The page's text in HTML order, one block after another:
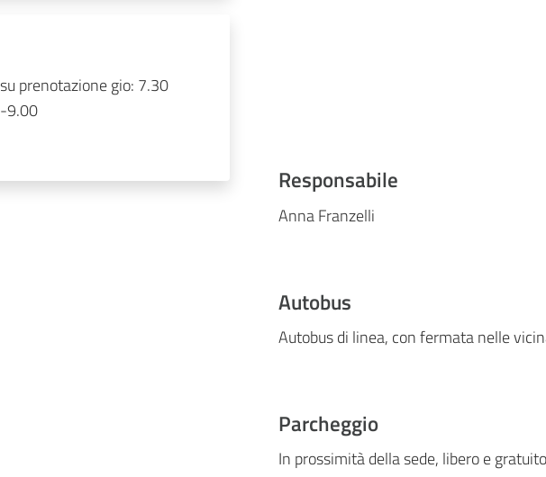
su prenotazione gio: 7.30
-9.00
Responsabile
Anna Franzelli
Autobus
Autobus di linea, con fermata nelle
Parcheggio
In prossimità della sede, libero e